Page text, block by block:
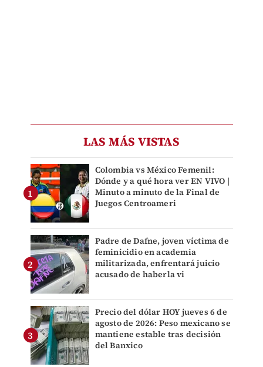
LAS MÁS VISTAS
Colombia vs México Femenil:
Dónde y a qué hora ver EN VIVO |
Minuto a minuto de la Final de
Juegos Centroameri
Padre de Dafne, joven víctima de
feminicidio en academia
militarizada, enfrentará juicio
acusado de haberla vi
Precio del dólar HOY jueves 6 de
agosto de 2026: Peso mexicano se
mantiene estable tras decisión
del Banxico